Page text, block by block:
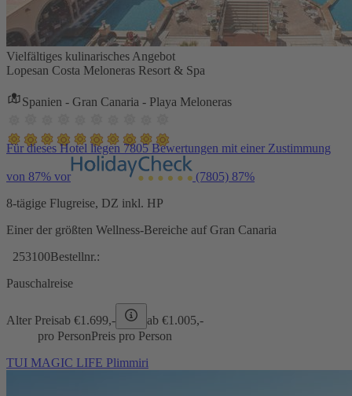
Vielfältiges kulinarisches Angebot
Lopesan Costa Meloneras Resort & Spa
Spanien - Gran Canaria - Playa Meloneras
Für dieses Hotel liegen 7805 Bewertungen mit einer Zustimmung
von 87% vor (7805) 87%
8-tägige Flugreise, DZ inkl. HP
Einer der größten Wellness-Bereiche auf Gran Canaria
253100Bestellnr.:
Pauschalreise
Alter Preisab €1.699,- ab €1.005,-
pro PersonPreis pro Person
TUI MAGIC LIFE Plimmiri